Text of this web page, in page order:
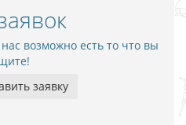
возможно есть то что вы
заявку